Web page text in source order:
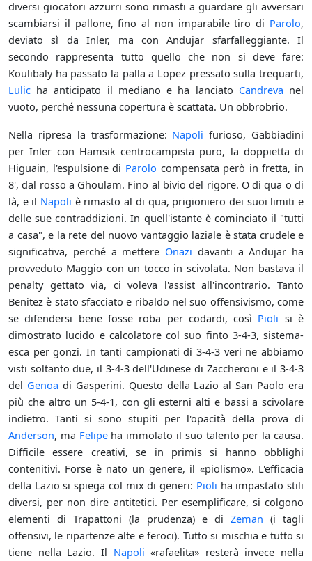
diversi giocatori azzurri sono rimasti a guardare gli avversari
scambiarsi il pallone, fino al non imparabile tiro di Parolo,
deviato sì da Inler, ma con Andujar sfarfalleggiante. Il
secondo rappresenta tutto quello che non si deve fare:
Koulibaly ha passato la palla a Lopez pressato sulla trequarti,
Lulic ha anticipato il mediano e ha lanciato Candreva nel
vuoto, perché nessuna copertura è scattata. Un obbrobrio.
Nella ripresa la trasformazione: Napoli furioso, Gabbiadini
per Inler con Hamsik centrocampista puro, la doppietta di
Higuain, l'espulsione di Parolo compensata però in fretta, in
8', dal rosso a Ghoulam. Fino al bivio del rigore. O di qua o di
là, e il Napoli è rimasto al di qua, prigioniero dei suoi limiti e
delle sue contraddizioni. In quell'istante è cominciato il "tutti
a casa", e la rete del nuovo vantaggio laziale è stata crudele e
significativa, perché a mettere Onazi davanti a Andujar ha
provveduto Maggio con un tocco in scivolata. Non bastava il
penalty gettato via, ci voleva l'assist all'incontrario. Tanto
Benitez è stato sfacciato e ribaldo nel suo offensivismo, come
se difendersi bene fosse roba per codardi, così Pioli si è
dimostrato lucido e calcolatore col suo finto 3-4-3, sistema-
esca per gonzi. In tanti campionati di 3-4-3 veri ne abbiamo
visti soltanto due, il 3-4-3 dell'Udinese di Zaccheroni e il 3-4-3
del Genoa di Gasperini. Questo della Lazio al San Paolo era
più che altro un 5-4-1, con gli esterni alti e bassi a scivolare
indietro. Tanti si sono stupiti per l'opacità della prova di
Anderson, ma Felipeha immolato il suo talento per la causa.
Difficile essere creativi, se in primis si hanno obblighi
contenitivi. Forse è nato un genere, il «piolismo». L'efficacia
della Lazio si spiega col mix di generi: Pioli ha impastato stili
diversi, per non dire antitetici. Per esemplificare, si colgono
elementi di Trapattoni (la prudenza) e di Zeman (i tagli
offensivi, le ripartenze alte e feroci). Tutto si mischia e tutto si
tiene nella Lazio. Il Napoli «rafaelita» resterà invece nella